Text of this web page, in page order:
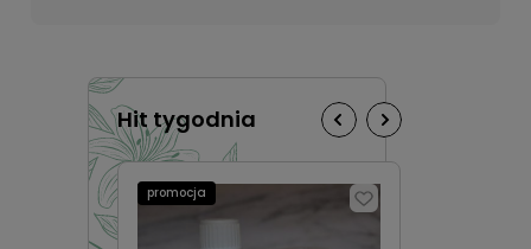
Hit tygodnia
promocja